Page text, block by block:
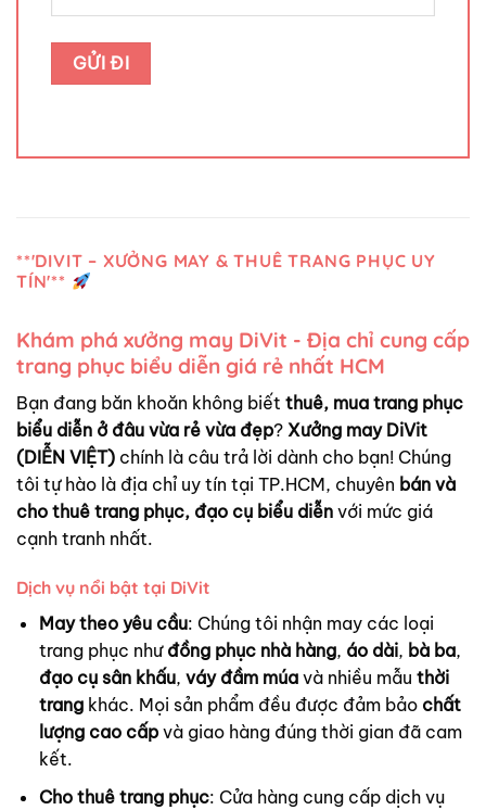
**'DIVIT – XƯỞNG MAY & THUÊ TRANG PHỤC UY
TÍN'**
Khám phá xưởng may DiVit - Địa chỉ cung cấp
trang phục biểu diễn giá rẻ nhất HCM
Bạn đang băn khoăn không biết thuê, mua trang phục
biểu diễn ở đâu vừa rẻ vừa đẹp? Xưởng may DiVit
(DIỄN VIỆT) chính là câu trả lời dành cho bạn! Chúng
tôi tự hào là địa chỉ uy tín tại TP.HCM, chuyên bán và
cho thuê trang phục, đạo cụ biểu diễn với mức giá
cạnh tranh nhất.
Dịch vụ nổi bật tại DiVit
May theo yêu cầu: Chúng tôi nhận may các loại
trang phục như đồng phục nhà hàng, áo dài, bà ba,
đạo cụ sân khấu, váy đầm múavà nhiều mẫu thời
trangkhác. Mọi sản phẩm đều được đảm bảo chất
lượng cao cấpvà giao hàng đúng thời gian đã cam
kết.
Cho thuê trang phục: Cửa hàng cung cấp dịch vụ